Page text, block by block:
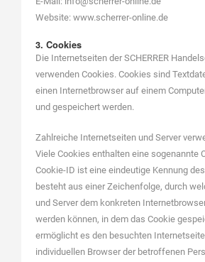
Website: www.scherrer-online.de
3. Cookies
Die Internetseiten der SCHERRER
verwenden Cookies. Cookies sind
einen Internetbrowser auf einem
und gespeichert werden.
Zahlreiche Internetseiten und Server
Viele Cookies enthalten eine sogenannte
Cookie-ID ist eine eindeutige Kennung
besteht aus einer Zeichenfolge, durch
und Server dem konkreten
werden können, in dem das Cookie
ermöglicht es den besuchten
individuellen Browser der betroffenen